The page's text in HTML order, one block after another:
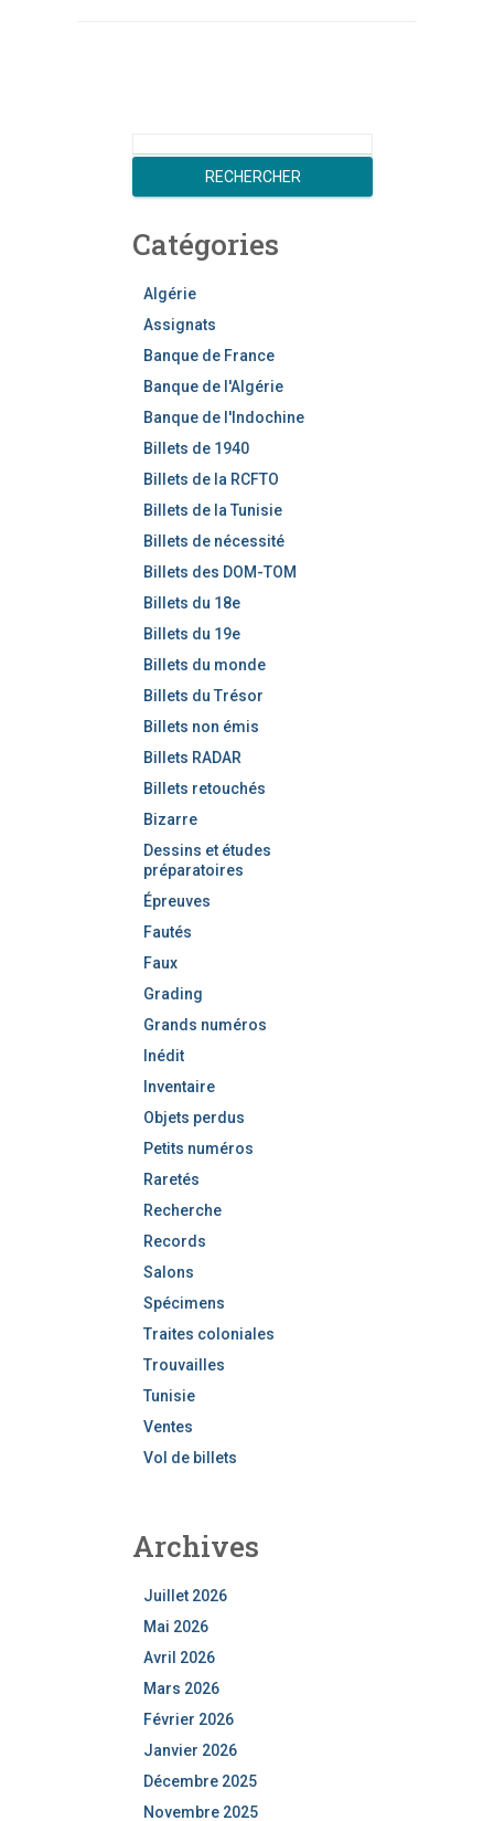
c
e
RECHERCHER
Catégories
Algérie
Assignats
Banque de France
Banque de l'Algérie
Banque de l'Indochine
Billets de 1940
Billets de la RCFTO
Billets de la Tunisie
Billets de nécessité
Billets des DOM-TOM
Billets du 18e
Billets du 19e
Billets du monde
Billets du Trésor
Billets non émis
Billets RADAR
Billets retouchés
Bizarre
Dessins et études
préparatoires
Épreuves
Fautés
Faux
Grading
Grands numéros
Inédit
Inventaire
Objets perdus
Petits numéros
Raretés
Recherche
Records
Salons
Spécimens
Traites coloniales
Trouvailles
Tunisie
Ventes
Vol de billets
Archives
Juillet 2026
Mai 2026
Avril 2026
Mars 2026
Février 2026
Janvier 2026
Décembre 2025
Novembre 2025